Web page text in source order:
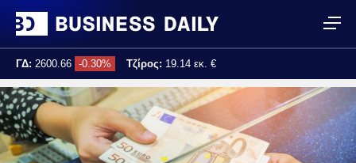
ΓΔ: 2600.66 -0.30% Τζίρος: 19.14 εκ. €
Τελ. ενημέρωση: 11:10:35